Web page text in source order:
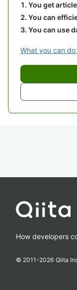
You get
You can
You can use
What you can
How developers
© 2011-2026 Qiita